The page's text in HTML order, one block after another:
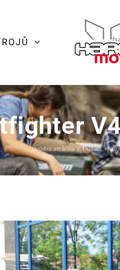
Úvodní stránka / Ducati,